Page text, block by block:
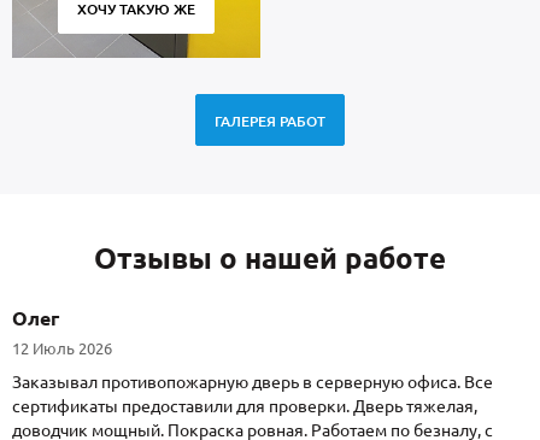
ХОЧУ ТАКУЮ ЖЕ
ГАЛЕРЕЯ РАБОТ
Отзывы о нашей работе
Олег
12 Июль 2026
Заказывал противопожарную дверь в серверную офиса. Все
сертификаты предоставили для проверки. Дверь тяжелая,
доводчик мощный. Покраска ровная. Работаем по безналу, с